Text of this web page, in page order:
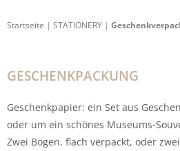
Startseite | STATIONERY |
GESCHENKPACKUNG
Geschenkpapier: ein Set aus
oder um ein schönes Museums-
Zwei Bögen, flach verpackt, oder